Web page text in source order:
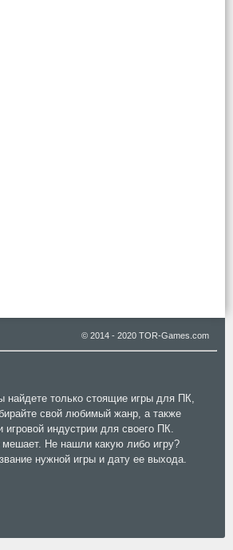
© 2014 - 2020 TOR-Games.com
найдете только стоящие игры для ПК,
свой любимый жанр, а также
индустрии для своего ПК.
мешает. Не нашли какую либо игру?
нужной игры и дату ее выхода.